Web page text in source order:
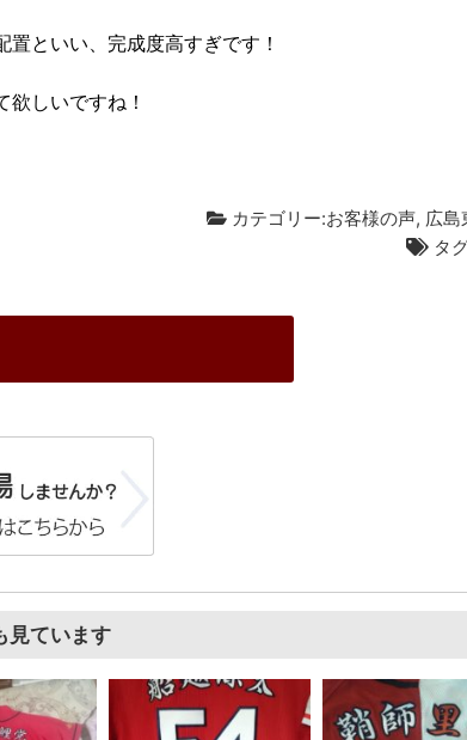
といい、完成度高すぎです！
しいですね！
カテゴリー:お客様の声, 広島
タ
見ています